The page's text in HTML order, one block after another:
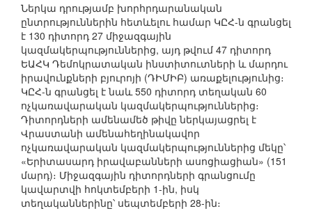
Ներկա դրությամբ խորհրդարանական
ընտրություններին հետևելու համար ԿԸՀ-ն գրանցել
է 130 դիտորդ 27 միջազգային
կազմակերպություններից, այդ թվում 47 դիտորդ
ԵԱՀԿ Դեմոկրատական ինստիտուտների և մարդու
իրավունքների բյուրոյի (ԴԻՄԻԲ) առաքելությունից։
ԿԸՀ-ն գրանցել է նաև 550 դիտորդ տեղական 60
ոչկառավարական կազմակերպություններից։
Դիտորդների ամենամեծ թիվը ներկայացրել է
Վրաստանի ամենահեղինակավոր
ոչկառավարական կազմակերպություններից մեկը՝
«Երիտասարդ իրավաբանների ասոցիացիան» (151
մարդ)։ Միջազգային դիտորդների գրանցումը
կավարտվի հոկտեմբերի 1-ին, իսկ
տեղականներինը՝ սեպտեմբերի 28-ին։